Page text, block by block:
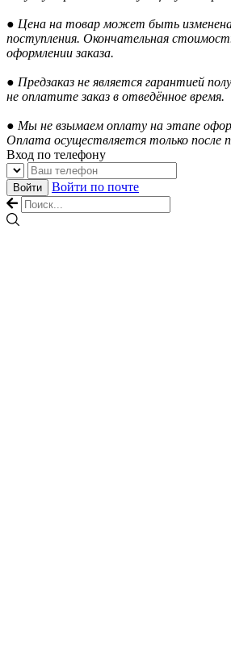
● Цена на товар может быть
поступления. Окончательная
оформлении заказа.
● Предзаказ не является гарантией
не оплатите заказ в отведённое время.
● Мы не взымаем оплату на этапе
Оплата осуществляется только после
Вход по телефону
Войти Войти по почте